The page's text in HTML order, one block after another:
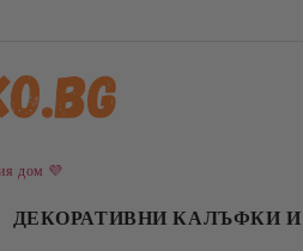
дом 💜
ДЕКОРАТИВНИ КАЛЪФКИ